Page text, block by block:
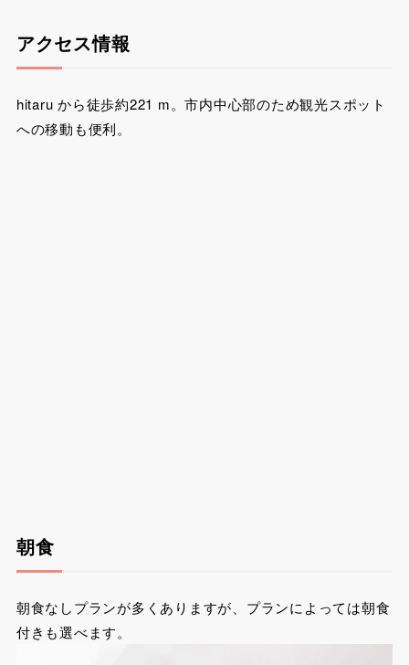
アクセス情報
hitaru から徒歩約221 m。市内中心部のため観光スポット
への移動も便利。
朝食
朝食なしプランが多くありますが、プランによっては朝食
付きも選べます。